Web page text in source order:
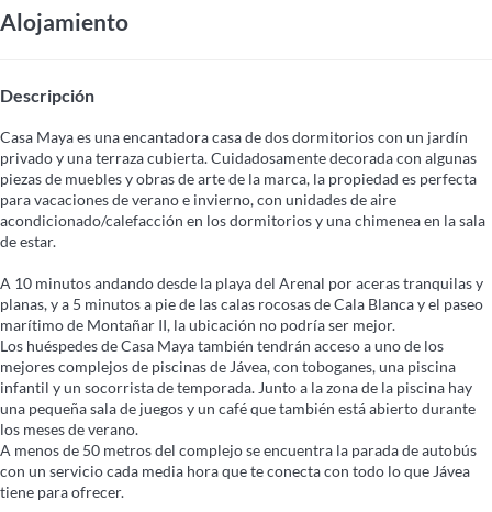
Alojamiento
Descripción
Casa Maya es una encantadora casa de dos dormitorios con un jardín
privado y una terraza cubierta. Cuidadosamente decorada con algunas
piezas de muebles y obras de arte de la marca, la propiedad es perfecta
para vacaciones de verano e invierno, con unidades de aire
acondicionado/calefacción en los dormitorios y una chimenea en la sala
de estar.
A 10 minutos andando desde la playa del Arenal por aceras tranquilas y
planas, y a 5 minutos a pie de las calas rocosas de Cala Blanca y el paseo
marítimo de Montañar II, la ubicación no podría ser mejor.
Los huéspedes de Casa Maya también tendrán acceso a uno de los
mejores complejos de piscinas de Jávea, con toboganes, una piscina
infantil y un socorrista de temporada. Junto a la zona de la piscina hay
una pequeña sala de juegos y un café que también está abierto durante
los meses de verano.
A menos de 50 metros del complejo se encuentra la parada de autobús
con un servicio cada media hora que te conecta con todo lo que Jávea
tiene para ofrecer.